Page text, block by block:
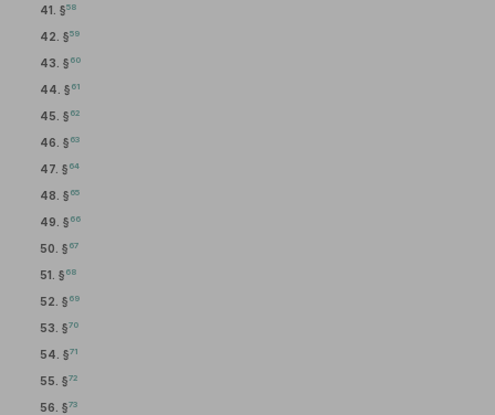
41. §58
42. §59
43. § 60
44. § 61
45. § 62
46. § 63
47. § 64
48. § 65
49. § 66
50. § 67
51. § 68
52. § 69
53. §70
54. §71
55. §72
56. §73